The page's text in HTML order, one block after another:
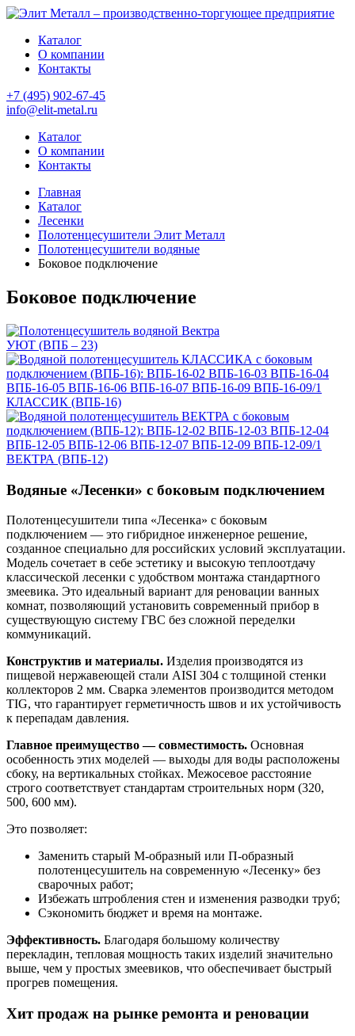
Каталог
О компании
Контакты
+7 (495) 902-67-45
info@elit-metal.ru
Каталог
О компании
Контакты
Главная
Каталог
Лесенки
Полотенцесушители Элит Металл
Полотенцесушители водяные
Боковое подключение
Боковое подключение
УЮТ (ВПБ – 23)
КЛАССИК (ВПБ-16)
ВЕКТРА (ВПБ-12)
Водяные «Лесенки» с боковым подключением
Полотенцесушители типа «Лесенка» с боковым
подключением — это гибридное инженерное решение,
созданное специально для российских условий эксплуатации.
Модель сочетает в себе эстетику и высокую теплоотдачу
классической лесенки с удобством монтажа стандартного
змеевика. Это идеальный вариант для реновации ванных
комнат, позволяющий установить современный прибор в
существующую систему ГВС без сложной переделки
коммуникаций.
Конструктив и материалы. Изделия производятся из
пищевой нержавеющей стали AISI 304 с толщиной стенки
коллекторов 2 мм. Сварка элементов производится методом
TIG, что гарантирует герметичность швов и их устойчивость
к перепадам давления.
Главное преимущество — совместимость. Основная
особенность этих моделей — выходы для воды расположены
сбоку, на вертикальных стойках. Межосевое расстояние
строго соответствует стандартам строительных норм (320,
500, 600 мм).
Это позволяет:
Заменить старый М-образный или П-образный
полотенцесушитель на современную «Лесенку» без
сварочных работ;
Избежать штробления стен и изменения разводки труб;
Сэкономить бюджет и время на монтаже.
Эффективность. Благодаря большому количеству
перекладин, тепловая мощность таких изделий значительно
выше, чем у простых змеевиков, что обеспечивает быстрый
прогрев помещения.
Хит продаж на рынке ремонта и реновации